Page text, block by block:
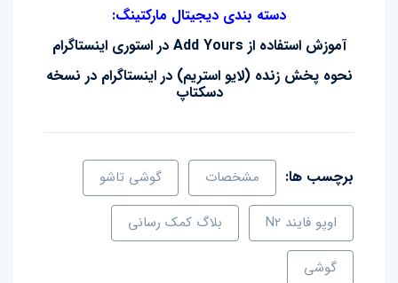
دسته بندی دیجیتال مارکتینگ:
آموزش استفاده از Add Yours در استوری اینستاگرام
نحوه پخش زنده (لایو استریم) در اینستاگرام در نسخه
دسکتاپ
برچسب ها: مشخصات گوشی تاشو
اوپو فایند N2 بلاگ کمک رسانی
گوشی